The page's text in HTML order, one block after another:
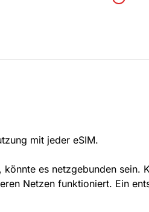
mit jeder eSIM.
es netzgebunden sein.
Netzen funktioniert. Ein